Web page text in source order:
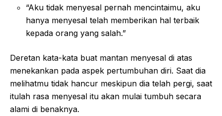
“Aku tidak menyesal pernah mencintaimu, aku
hanya menyesal telah memberikan hal terbaik
kepada orang yang salah.”
Deretan kata-kata buat mantan menyesal di atas
menekankan pada aspek pertumbuhan diri. Saat dia
melihatmu tidak hancur meskipun dia telah pergi, saat
itulah rasa menyesal itu akan mulai tumbuh secara
alami di benaknya.